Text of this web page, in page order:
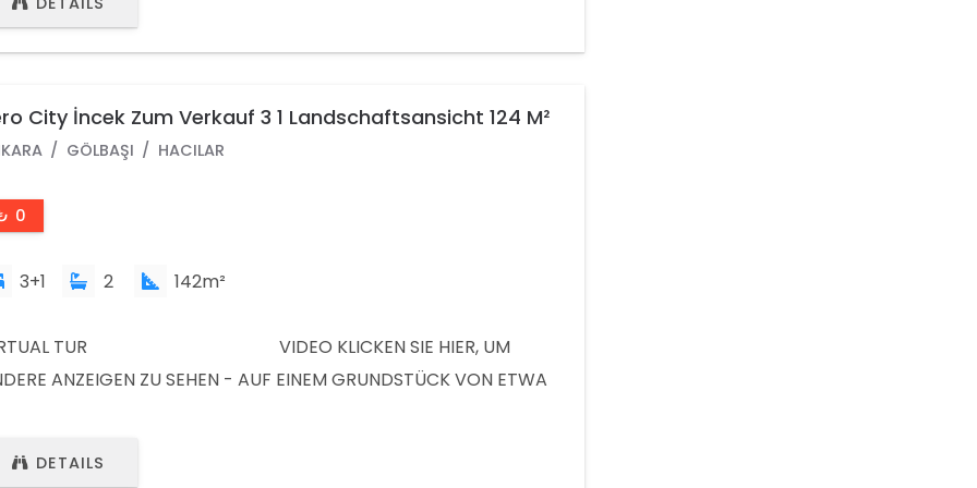
(ZENTRALHEIZUNGSKOSTENZUTEILER) - 3,2 M
BOSCH MODERN KITCHEN MIT EINGEBAUTEM SET -
City İncek Zum Verkauf 3 1 Landschaftsansicht 124 M²
Wohnung Hacılar Stadtteil Gölbaşı Ankara
GÖLBAŞI HACILAR
0
3+1 2 142m²
TUR VIDEO KLICKEN SIE HIER, UM
ANZEIGEN ZU SEHEN - AUF EINEM GRUNDSTÜCK VON ETWA
VON EINEM EINZIGEN ZENTRUM AUS - 4
DETAILS